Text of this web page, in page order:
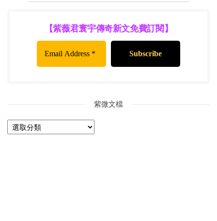
【紫薇君寰宇傳奇新文免費訂閱】
紫微文檔